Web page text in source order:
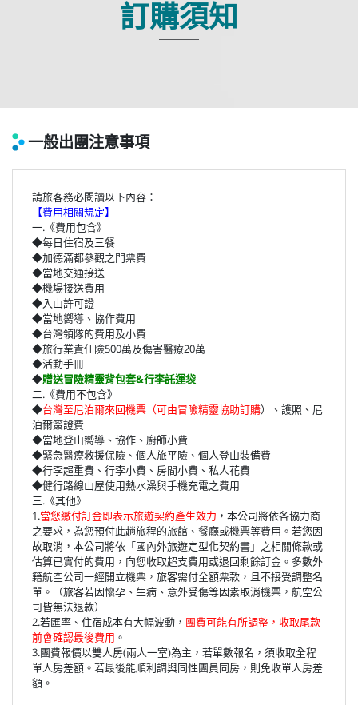
訂購須知
一般出團注意事項
請旅客務必閱讀以下內容：
【費用相關規定】
一.《費用包含》
◆每日住宿及三餐
◆加德滿都參觀之門票費
◆當地交通接送
◆機場接送費用
◆入山許可證
◆當地嚮導、協作費用
◆台灣領隊的費用及小費
◆旅行業責任險500萬及傷害醫療20萬
◆活動手冊
◆贈送冒險精靈背包套&行李託運袋
二.《費用不包含》
◆台灣至尼泊爾來回機票（可由冒險精靈協助訂購）、護照、尼
泊爾簽證費
◆當地登山嚮導、協作、廚師小費
◆緊急醫療救援保險、個人旅平險、個人登山裝備費
◆行李超重費、行李小費、房間小費、私人花費
◆健行路線山屋使用熱水澡與手機充電之費用
三.《其他》
1.當您繳付訂金即表示旅遊契約產生效力 ，本公司將依各協力商
之要求，為您預付此趟旅程的旅館、餐廳或機票等費用。若您因
故取消，本公司將依「國內外旅遊定型化契約書」之相關條款或
估算已實付的費用，向您收取超支費用或退回剩餘訂金。多數外
籍航空公司一經開立機票，旅客需付全額票款，且不接受調整名
單。（旅客若因懷孕、生病、意外受傷等因素取消機票，航空公
司皆無法退款）
2.若匯率、住宿成本有大幅波動， 團費可能有所調整，收取尾款
前會確認最後費用 。
3.團費報價以雙人房(兩人一室)為主，若單數報名，須收取全程
單人房差額。若最後能順利調與同性團員同房，則免收單人房差
額。